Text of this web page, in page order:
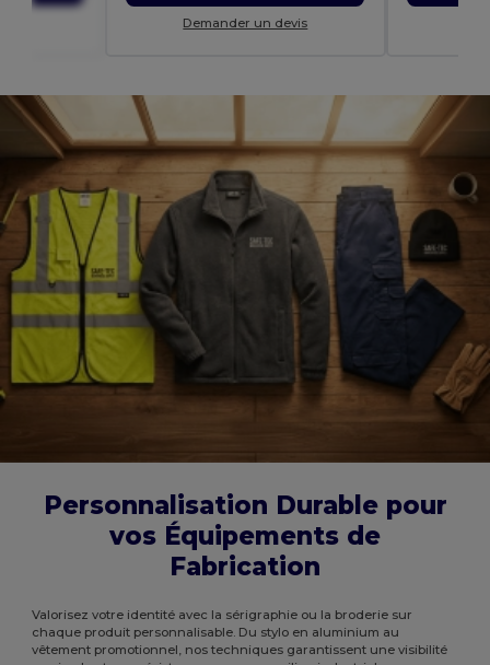
Demander un devis
Personnalisation Durable pour
vos Équipements de
Fabrication
Valorisez votre identité avec la sérigraphie ou la broderie sur
chaque produit personnalisable. Du stylo en aluminium au
vêtement promotionnel, nos techniques garantissent une visibilité